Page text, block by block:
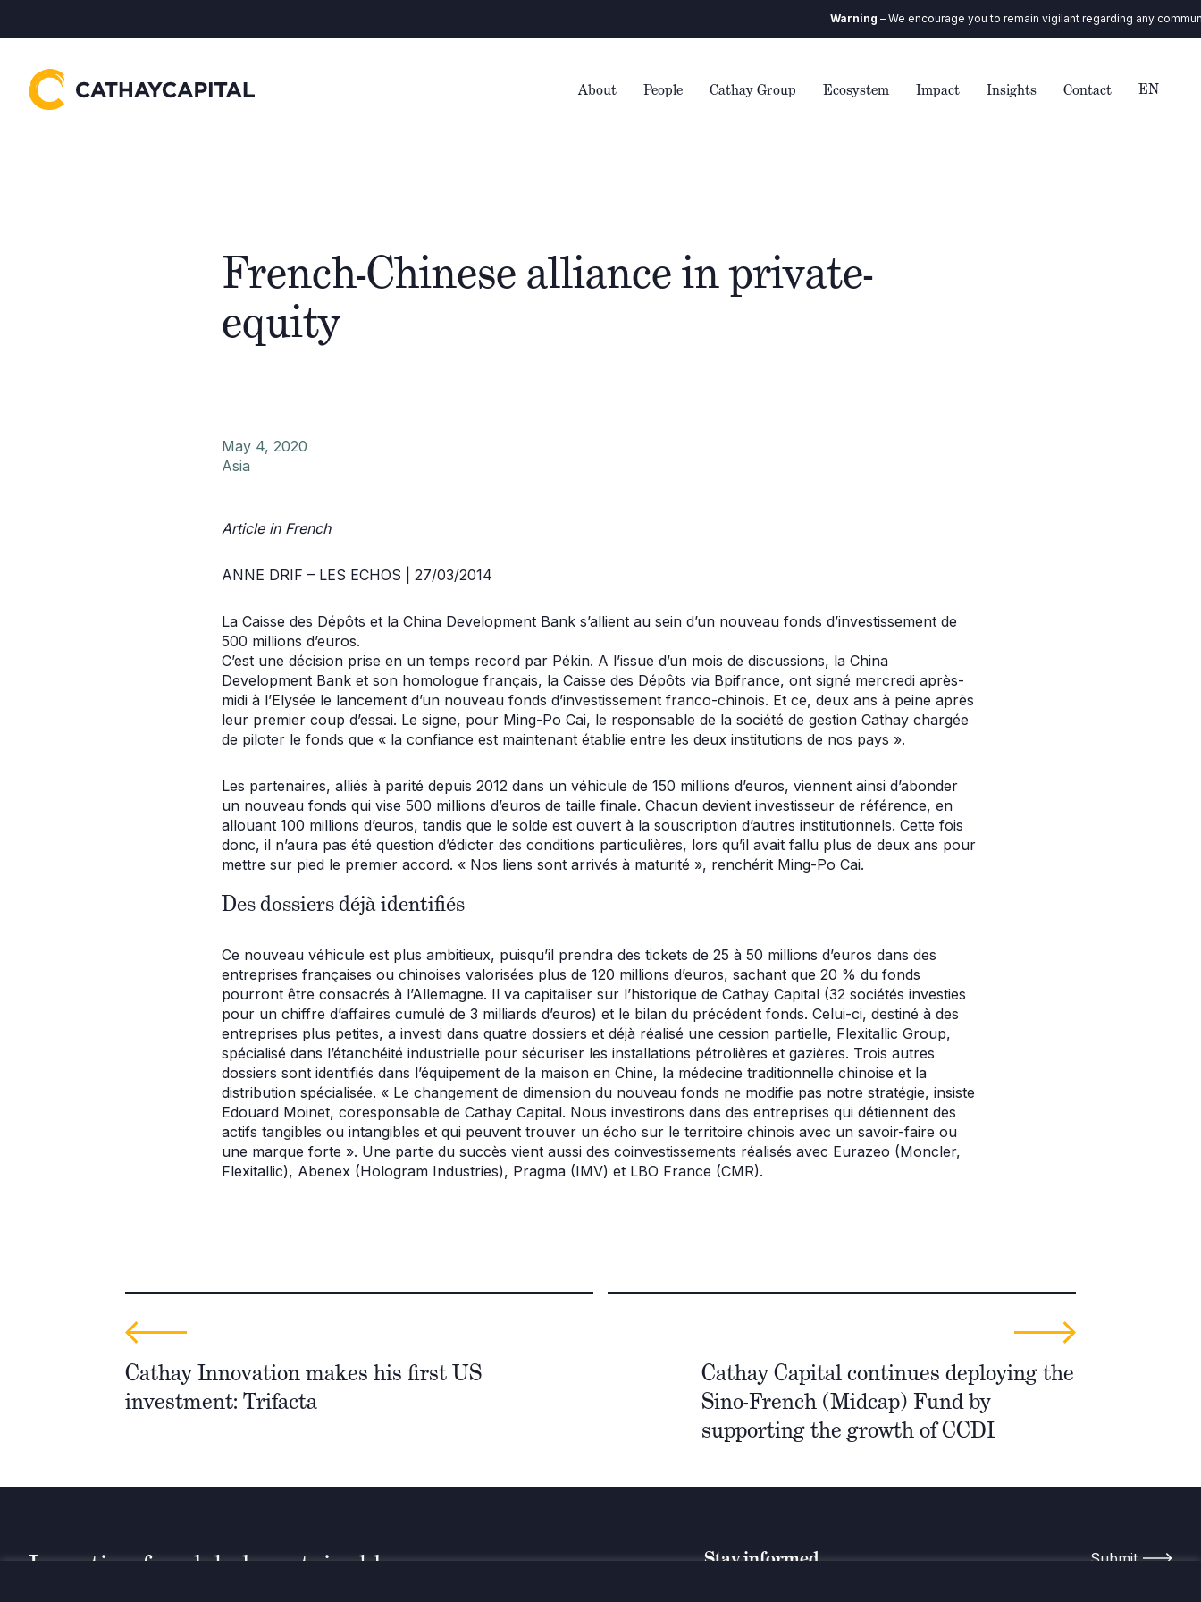
Warning– We encourage you to remain vigilant regarding any
About People Cathay Group Ecosystem Impact Insights Contact EN
French-Chinese alliance in private-
equity
May 4, 2020
Asia
Article in French
ANNE DRIF – LES ECHOS | 27/03/2014
La Caisse des Dépôts et la China Development Bank s’allient au sein d’un nouveau fonds d’investissement de
500 millions d’euros.
C’est une décision prise en un temps record par Pékin. A l’issue d’un mois de discussions, la China
Development Bank et son homologue français, la Caisse des Dépôts via Bpifrance, ont signé mercredi après-
midi à l’Elysée le lancement d’un nouveau fonds d’investissement franco-chinois. Et ce, deux ans à peine après
leur premier coup d’essai. Le signe, pour Ming-Po Cai, le responsable de la société de gestion Cathay chargée
de piloter le fonds que « la confiance est maintenant établie entre les deux institutions de nos pays ».
Les partenaires, alliés à parité depuis 2012 dans un véhicule de 150 millions d’euros, viennent ainsi d’abonder
un nouveau fonds qui vise 500 millions d’euros de taille finale. Chacun devient investisseur de référence, en
allouant 100 millions d’euros, tandis que le solde est ouvert à la souscription d’autres institutionnels. Cette fois
donc, il n’aura pas été question d’édicter des conditions particulières, lors qu’il avait fallu plus de deux ans pour
mettre sur pied le premier accord. « Nos liens sont arrivés à maturité », renchérit Ming-Po Cai.
Des dossiers déjà identifiés
Ce nouveau véhicule est plus ambitieux, puisqu’il prendra des tickets de 25 à 50 millions d’euros dans des
entreprises françaises ou chinoises valorisées plus de 120 millions d’euros, sachant que 20 % du fonds
pourront être consacrés à l’Allemagne. Il va capitaliser sur l’historique de Cathay Capital (32 sociétés investies
pour un chiffre d’affaires cumulé de 3 milliards d’euros) et le bilan du précédent fonds. Celui-ci, destiné à des
entreprises plus petites, a investi dans quatre dossiers et déjà réalisé une cession partielle, Flexitallic Group,
spécialisé dans l’étanchéité industrielle pour sécuriser les installations pétrolières et gazières. Trois autres
dossiers sont identifiés dans l’équipement de la maison en Chine, la médecine traditionnelle chinoise et la
distribution spécialisée. « Le changement de dimension du nouveau fonds ne modifie pas notre stratégie, insiste
Edouard Moinet, coresponsable de Cathay Capital. Nous investirons dans des entreprises qui détiennent des
actifs tangibles ou intangibles et qui peuvent trouver un écho sur le territoire chinois avec un savoir-faire ou
une marque forte ». Une partie du succès vient aussi des coinvestissements réalisés avec Eurazeo (Moncler,
Flexitallic), Abenex (Hologram Industries), Pragma (IMV) et LBO France (CMR).
Cathay Innovation makes his first US
investment: Trifacta
Cathay Capital continues deploying the
Sino-French (Midcap) Fund by
supporting the growth of CCDI
Investing for global, sustainable
Stay informed